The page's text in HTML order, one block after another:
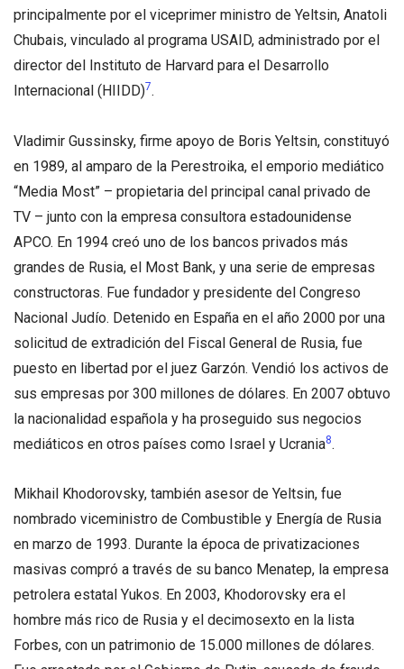
principalmente por el viceprimer ministro de Yeltsin, Anatoli
Chubais, vinculado al programa USAID, administrado por el
director del Instituto de Harvard para el Desarrollo
Internacional (HIIDD)7.
Vladimir Gussinsky, firme apoyo de Boris Yeltsin, constituyó
en 1989, al amparo de la Perestroika, el emporio mediático
“Media Most” – propietaria del principal canal privado de
TV – junto con la empresa consultora estadounidense
APCO. En 1994 creó uno de los bancos privados más
grandes de Rusia, el Most Bank, y una serie de empresas
constructoras. Fue fundador y presidente del Congreso
Nacional Judío. Detenido en España en el año 2000 por una
solicitud de extradición del Fiscal General de Rusia, fue
puesto en libertad por el juez Garzón. Vendió los activos de
sus empresas por 300 millones de dólares. En 2007 obtuvo
la nacionalidad española y ha proseguido sus negocios
mediáticos en otros países como Israel y Ucrania8.
Mikhail Khodorovsky, también asesor de Yeltsin, fue
nombrado viceministro de Combustible y Energía de Rusia
en marzo de 1993. Durante la época de privatizaciones
masivas compró a través de su banco Menatep, la empresa
petrolera estatal Yukos. En 2003, Khodorovsky era el
hombre más rico de Rusia y el decimosexto en la lista
Forbes, con un patrimonio de 15.000 millones de dólares.